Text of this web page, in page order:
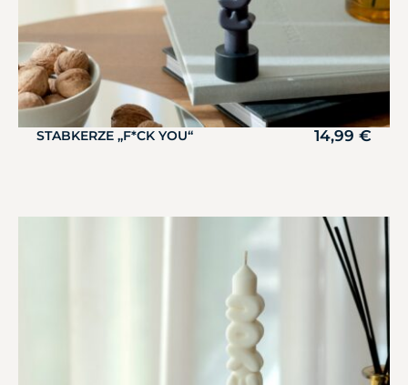
STABKERZE „F*CK YOU“ 14,99 €